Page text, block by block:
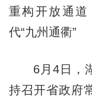
重构开放通
代“九州通衢”
6月4日，湖
持召开省政府